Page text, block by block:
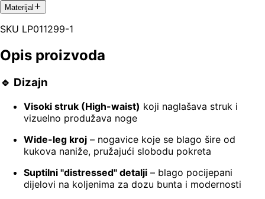
Materijal
SKU LP011299-1
Opis proizvoda
🔹 Dizajn
Visoki struk (High-waist) koji naglašava struk i
vizuelno produžava noge
Wide-leg kroj – nogavice koje se blago šire od
kukova naniže, pružajući slobodu pokreta
Suptilni "distressed" detalji – blago pocijepani
dijelovi na koljenima za dozu bunta i modernosti